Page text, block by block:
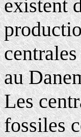
existent
au
Les
fossiles